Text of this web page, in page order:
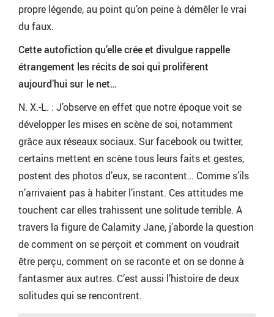
propre légende, au point qu’on peine à démêler le vrai
du faux.
Cette autofiction qu’elle crée et divulgue rappelle
étrangement les récits de soi qui prolifèrent
aujourd’hui sur le net…
N. X.-L. : J’observe en effet que notre époque voit se
développer les mises en scène de soi, notamment
grâce aux réseaux sociaux. Sur facebook ou twitter,
certains mettent en scène tous leurs faits et gestes,
postent des photos d’eux, se racontent… Comme s’ils
n’arrivaient pas à habiter l’instant. Ces attitudes me
touchent car elles trahissent une solitude terrible. A
travers la figure de Calamity Jane, j’aborde la question
de comment on se perçoit et comment on voudrait
être perçu, comment on se raconte et on se donne à
fantasmer aux autres. C’est aussi l’histoire de deux
solitudes qui se rencontrent.